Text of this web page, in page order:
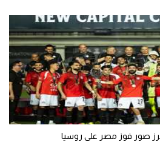
صور فوز مصر على روسيا